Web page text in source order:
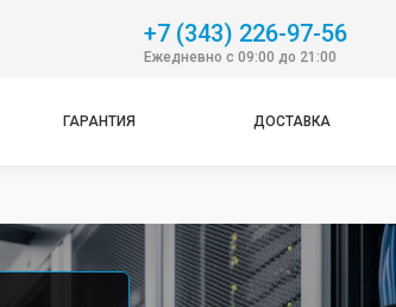
+7 (343) 226-97-56
Ежедневно с 09:00 до 21:00
ГАРАНТИЯ ДОСТАВКА